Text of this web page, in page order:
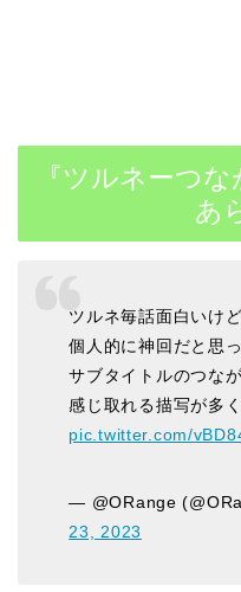
『ツルネーつ
あ
ツルネ毎話面白いけ
個人的に神回だと思
サブタイトルのつな
感じ取れる描写が多
pic.twitter.com/
— @ORange
23, 2023